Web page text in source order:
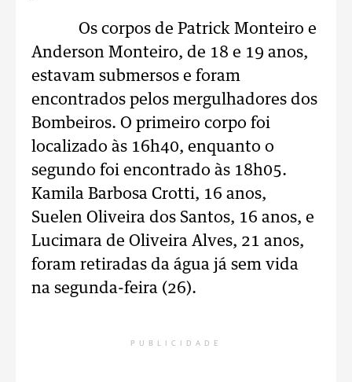
Os corpos de Patrick Monteiro e
Anderson Monteiro, de 18 e 19 anos,
estavam submersos e foram
encontrados pelos mergulhadores dos
Bombeiros. O primeiro corpo foi
localizado às 16h40, enquanto o
segundo foi encontrado às 18h05.
Kamila Barbosa Crotti, 16 anos,
Suelen Oliveira dos Santos, 16 anos, e
Lucimara de Oliveira Alves, 21 anos,
foram retiradas da água já sem vida
na segunda-feira (26).
PUBLICIDADE